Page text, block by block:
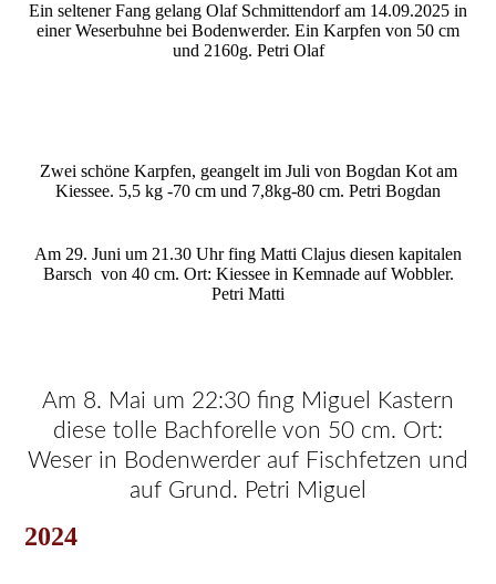
Ein seltener Fang gelang Olaf Schmittendorf am 14.09.2025 in
einer Weserbuhne bei Bodenwerder. Ein Karpfen von 50 cm
und 2160g. Petri Olaf
Zwei schöne Karpfen, geangelt im Juli von Bogdan Kot am
Kiessee. 5,5 kg -70 cm und 7,8kg-80 cm. Petri Bogdan
Am 29. Juni um 21.30 Uhr fing Matti Clajus diesen kapitalen
Barsch von 40 cm. Ort: Kiessee in Kemnade auf Wobbler.
Petri Matti
Am 8. Mai um 22:30 fing Miguel Kastern
diese tolle Bachforelle von 50 cm. Ort:
Weser in Bodenwerder auf Fischfetzen und
auf Grund. Petri Miguel
2024